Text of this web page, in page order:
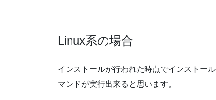
Linux系の場合
インストールが行われた時点でインストー
マンドが実行出来ると思います。